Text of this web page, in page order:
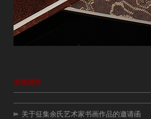
关联推荐
关于征集余氏艺术家书画作品的邀请函